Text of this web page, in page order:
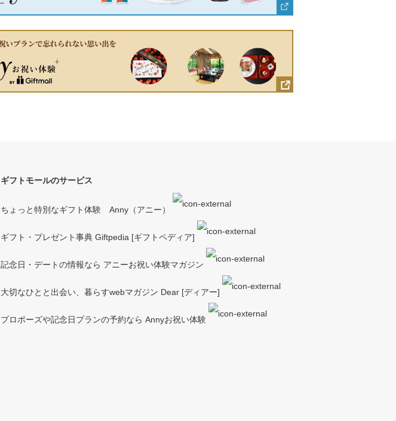
ギフトモールのサービス
ちょっと特別なギフト体験 Anny（アニー）
ギフト・プレゼント事典 Giftpedia [ギフトペディア]
記念日・デートの情報なら アニーお祝い体験マガジン
大切なひとと出会い、暮らすwebマガジン Dear [ディアー]
プロポーズや記念日プランの予約なら Annyお祝い体験